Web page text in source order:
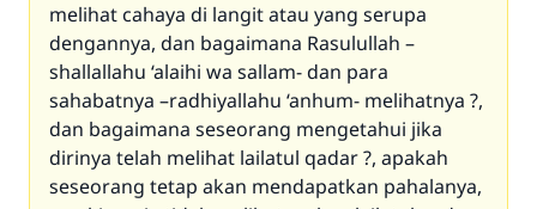
melihat cahaya di langit atau yang serupa
dengannya, dan bagaimana Rasulullah –
shallallahu ‘alaihi wa sallam- dan para
sahabatnya –radhiyallahu ‘anhum- melihatnya ?,
dan bagaimana seseorang mengetahui jika
dirinya telah melihat lailatul qadar ?, apakah
seseorang tetap akan mendapatkan pahalanya,